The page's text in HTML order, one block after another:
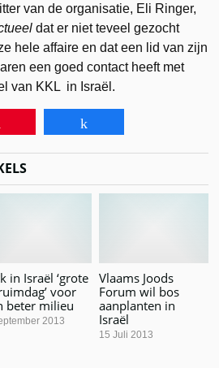
van de organisatie, Eli Ringer,
dat er niet teveel gezocht
hele affaire en dat een lid van zijn
een goed contact heeft met
van KKL in Israël.
in Israël ‘grote
voor
beter milieu
2013
Vlaams Joods
Forum wil bos
aanplanten in
Israël
15 Juli 2013